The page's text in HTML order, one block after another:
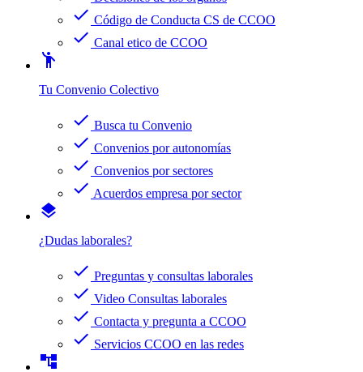
check Código de Conducta CS de CCOO
check Canal etico de CCOO
emoji_people
Tu Convenio Colectivo
check Busca tu Convenio
check Convenios por autonomías
check Convenios por sectores
check Acuerdos empresa por sector
layers
¿Dudas laborales?
check Preguntas y consultas laborales
check Video Consultas laborales
check Contacta y pregunta a CCOO
check Servicios CCOO en las redes
account_tree